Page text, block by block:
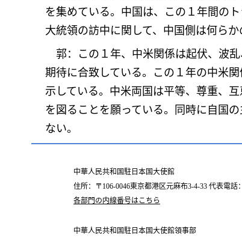
を集めている。中国は、この１年間の
大統領の訪中に関して、中国側は何らか
郭：この１年、中米関係は起伏、波
期待に合致している。この１年の中米
示している。中米両国は平等、尊重、
を図ることを願っている。同時に自国
ない。
中華人民共和国駐日本国大使館
住所：〒106-0046東京都港区元麻布3-4-33 代表電話
各部門の内線番号はこちら
中華人民共和国駐日本国大使館領事部